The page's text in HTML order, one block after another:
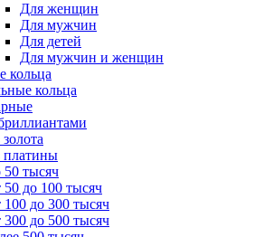
Для женщин
Для мужчин
Для детей
Для мужчин и женщин
кольца
кольца
платины
50 тысяч
до 100 тысяч
до 300 тысяч
до 500 тысяч